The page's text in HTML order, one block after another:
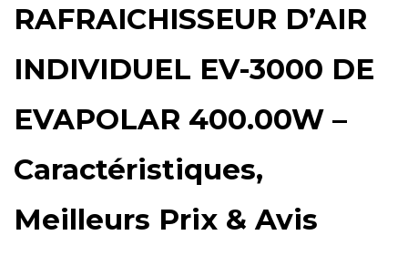
RAFRAICHISSEUR D’AIR
INDIVIDUEL EV-3000 DE
EVAPOLAR 400.00W –
Caractéristiques,
Meilleurs Prix & Avis